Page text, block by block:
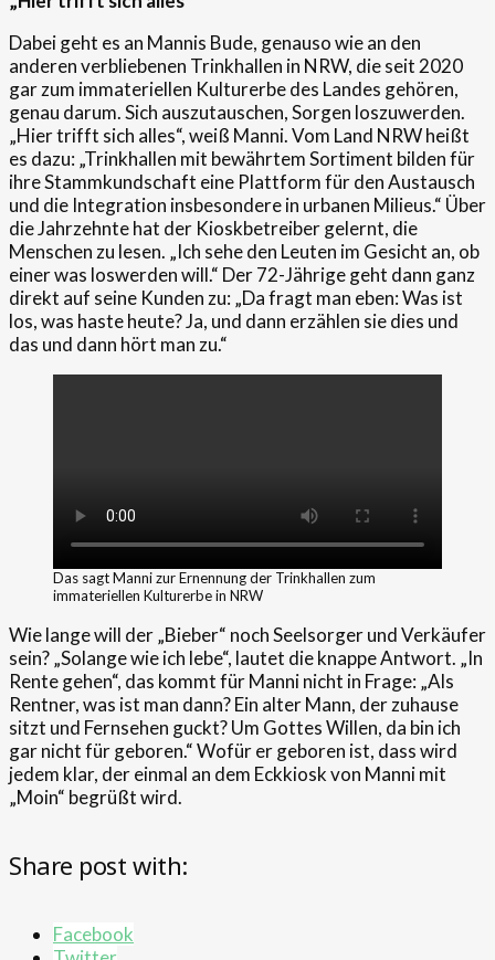
Dabei geht es an Mannis Bude, genauso wie an den
anderen verbliebenen Trinkhallen in NRW, die seit 2020
gar zum immateriellen Kulturerbe des Landes gehören,
genau darum. Sich auszutauschen, Sorgen loszuwerden.
„Hier trifft sich alles“, weiß Manni. Vom Land NRW heißt
es dazu: „Trinkhallen mit bewährtem Sortiment bilden für
ihre Stammkundschaft eine Plattform für den Austausch
und die Integration insbesondere in urbanen Milieus.“ Über
die Jahrzehnte hat der Kioskbetreiber gelernt, die
Menschen zu lesen. „Ich sehe den Leuten im Gesicht an, ob
einer was loswerden will.“ Der 72-Jährige geht dann ganz
direkt auf seine Kunden zu: „Da fragt man eben: Was ist
los, was haste heute? Ja, und dann erzählen sie dies und
das und dann hört man zu.“
Das sagt Manni zur Ernennung der Trinkhallen zum
immateriellen Kulturerbe in NRW
Wie lange will der „Bieber“ noch Seelsorger und Verkäufer
sein? „Solange wie ich lebe“, lautet die knappe Antwort. „In
Rente gehen“, das kommt für Manni nicht in Frage: „Als
Rentner, was ist man dann? Ein alter Mann, der zuhause
sitzt und Fernsehen guckt? Um Gottes Willen, da bin ich
gar nicht für geboren.“ Wofür er geboren ist, dass wird
jedem klar, der einmal an dem Eckkiosk von Manni mit
„Moin“ begrüßt wird.
Share post with:
Facebook